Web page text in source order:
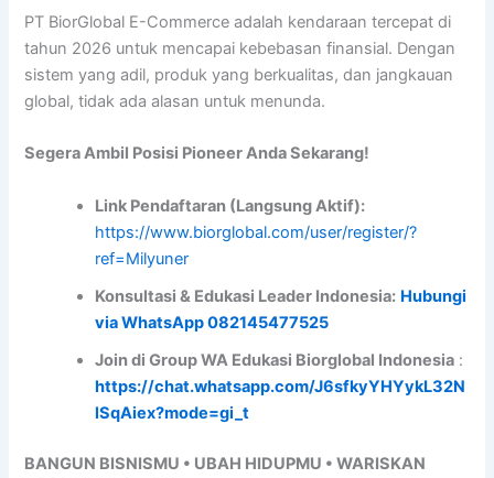
PT BiorGlobal E-Commerce adalah kendaraan tercepat di
tahun 2026 untuk mencapai kebebasan finansial. Dengan
sistem yang adil, produk yang berkualitas, dan jangkauan
global, tidak ada alasan untuk menunda.
Segera Ambil Posisi Pioneer Anda Sekarang!
Link Pendaftaran (Langsung Aktif):
https://www.biorglobal.com/user/register/?
ref=Milyuner
Konsultasi & Edukasi Leader Indonesia: Hubungi
via WhatsApp 082145477525
Join di Group WA Edukasi Biorglobal Indonesia :
https://chat.whatsapp.com/J6sfkyYHYykL32N
lSqAiex?mode=gi_t
BANGUN BISNISMU • UBAH HIDUPMU • WARISKAN